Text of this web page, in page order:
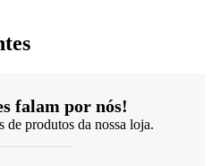
falam por nós!
de produtos da nossa loja.